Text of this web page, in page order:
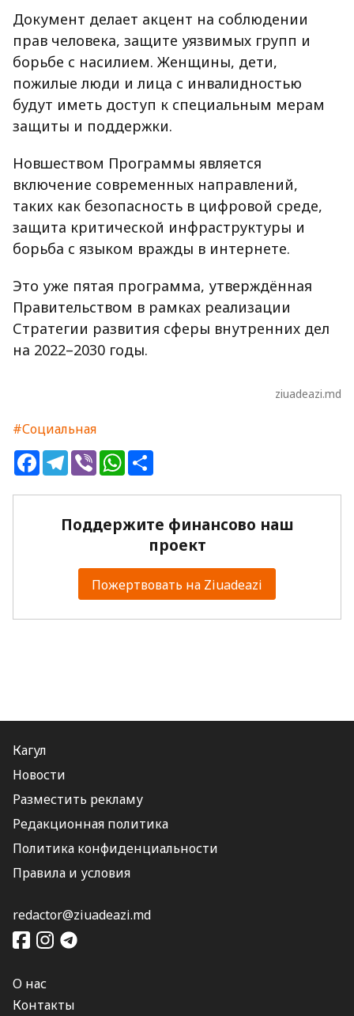
Документ делает акцент на соблюдении
прав человека, защите уязвимых групп и
борьбе с насилием. Женщины, дети,
пожилые люди и лица с инвалидностью
будут иметь доступ к специальным мерам
защиты и поддержки.
Новшеством Программы является
включение современных направлений,
таких как безопасность в цифровой среде,
защита критической инфраструктуры и
борьба с языком вражды в интернете.
Это уже пятая программа, утверждённая
Правительством в рамках реализации
Стратегии развития сферы внутренних дел
на 2022–2030 годы.
ziuadeazi.md
#Социальная
FacebookTelegram
ViberWhatsApp
Поддержите финансово наш
проект
Пожертвовать на Ziuadeazi
Кагул
Новости
Разместить рекламу
Редакционная политика
Политика конфиденциальности
Правила и условия
redactor@ziuadeazi.md
О нас
Контакты